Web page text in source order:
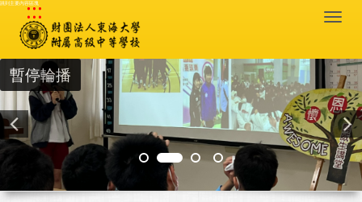
跳到主要內容區塊
:::
暫停輪播